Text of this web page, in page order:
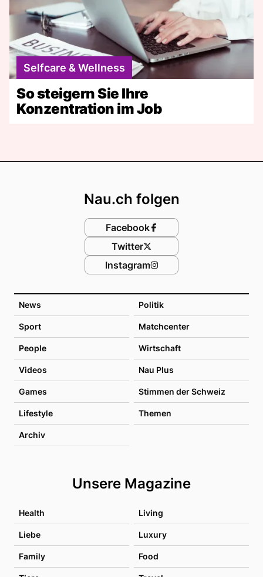
Selfcare & Wellness
So steigern Sie Ihre
Konzentration im Job
News Politik
Sport Matchcenter
People Wirtschaft
Videos Nau Plus
Games Stimmen der Schweiz
Lifestyle Themen
Archiv
Unsere Magazine
Health Living
Liebe Luxury
Family Food
Nau.ch folgen
Facebook
Twitter
Instagram